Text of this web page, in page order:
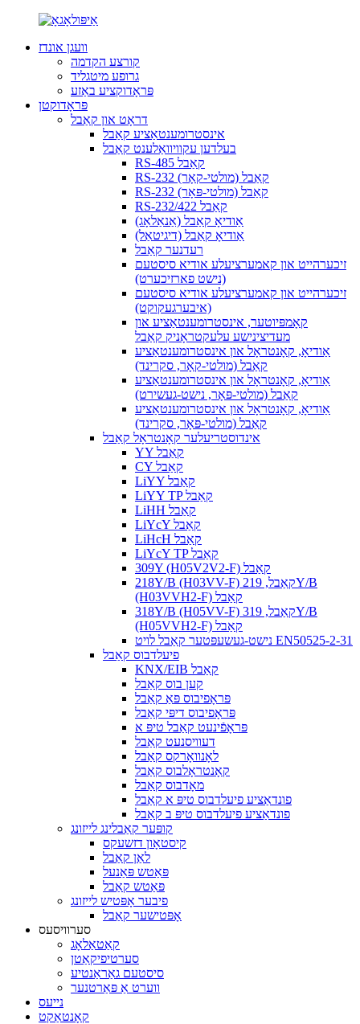
וועגן אונדז
קורצע הקדמה
גרופע מיטגליד
פּראָדוקציע באַזע
פּראָדוקטן
דראָט און קאַבל
אינסטרומענטאַציע קאַבל
בעלדען עקוויוואַלענט קאַבל
RS-485 קאַבל
RS-232 קאַבל (מולטי-קאָר)
RS-232 קאַבל (מולטי-פּאָר)
RS-232/422 קאַבל
אַודיאָ קאַבל (אַנאַלאָג)
אַודיאָ קאַבל (דיגיטאַל)
רעדנער קאַבל
זיכערהייט און קאמערציעלע אודיא סיסטעם
(נישט פארזיכערט)
זיכערהייט און קאמערציעלע אודיא סיסטעם
(איבערגעקוקט)
קאָמפּיוטער, אינסטרומענטאַציע און
מעדיצינישע עלעקטראָניק קאַבל
אַודיאָ, קאָנטראָל און אינסטרומענטאַציע
קאַבל (מולטי-קאָר, סקרינד)
אַודיאָ, קאָנטראָל און אינסטרומענטאַציע
קאַבל (מולטי-פּאָר, נישט-געשירט)
אַודיאָ, קאָנטראָל און אינסטרומענטאַציע
קאַבל (מולטי-פּאָר, סקרינד)
אינדוסטריעלער קאָנטראָל קאַבל
YY קאַבל
CY קאַבל
LiYY קאַבל
LiYY TP קאַבל
LiHH קאַבל
LiYcY קאַבל
LiHcH קאַבל
LiYcY TP קאַבל
309Y (H05V2V2-F) קאַבל
218Y/B (H03VV-F) קאַבל, 219Y/B
(H03VVH2-F) קאַבל
318Y/B (H05VV-F) קאַבל, 319Y/B
(H05VVH2-F) קאַבל
נישט-געשעפּטער קאַבל לויט EN50525-2-31
פיעלדבוס קאַבל
KNX/EIB קאַבל
קען בוס קאַבל
פּראָפיבוס פּאַ קאַבל
פּראָפיבוס דיפּי קאַבל
פּראָפֿינעט קאַבל טיפּ א
דעוויסנעט קאַבל
לאָנוואָרקס קאַבל
קאָנטראָלבוס קאַבל
מאָדבוס קאַבל
פונדאַציע פיעלדבוס טיפּ א קאַבל
פונדאַציע פיעלדבוס טיפּ ב קאַבל
קופּער קאַבלינג לייזונג
קיסטאָון דזשעקס
לאַן קאַבל
פּאַטש פּאַנעל
פּאַטש קאַבל
פיבער אָפּטיש לייזונג
אָפּטישער קאַבל
סערוויסעס
קאַטאַלאָג
סערטיפיקאַטן
סיסטעם גאַראַנטיע
ווערט אַ פּאַרטנער
נייעס
קאָנטאַקט